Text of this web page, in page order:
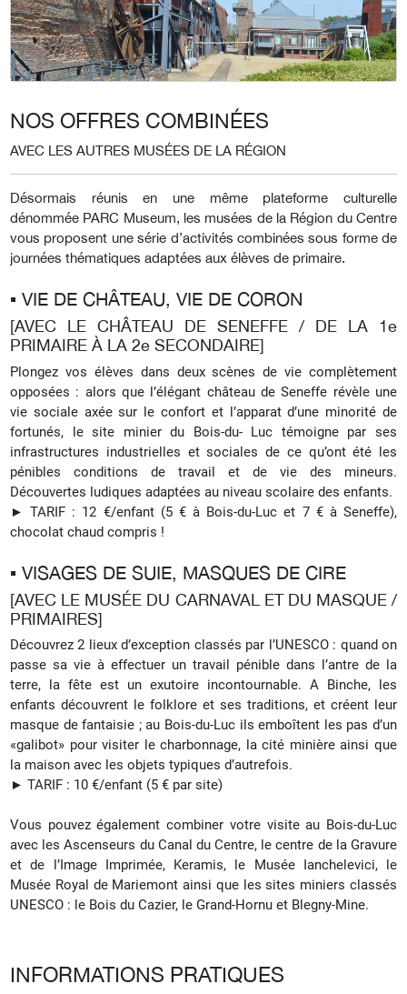
NOS OFFRES COMBINÉES
AVEC LES AUTRES MUSÉES DE LA RÉGION
Désormais réunis en une même plateforme culturelle
dénommée PARC Museum, les musées de la Région du Centre
vous proposent une série d’activités combinées sous forme de
journées thématiques adaptées aux élèves de primaire.
▪︎ VIE DE CHÂTEAU, VIE DE CORON
[AVEC LE CHÂTEAU DE SENEFFE / DE LA 1e
PRIMAIRE À LA 2e SECONDAIRE]
Plongez vos élèves dans deux scènes de vie complètement
opposées : alors que l’élégant château de Seneffe révèle une
vie sociale axée sur le confort et l’apparat d’une minorité de
fortunés, le site minier du Bois-du- Luc témoigne par ses
infrastructures industrielles et sociales de ce qu’ont été les
pénibles conditions de travail et de vie des mineurs.
Découvertes ludiques adaptées au niveau scolaire des enfants.
► TARIF : 12 €/enfant (5 € à Bois-du-Luc et 7 € à Seneffe),
chocolat chaud compris !
▪︎ VISAGES DE SUIE, MASQUES DE CIRE
[AVEC LE MUSÉE DU CARNAVAL ET DU MASQUE /
PRIMAIRES]
Découvrez 2 lieux d’exception classés par l’UNESCO : quand on
passe sa vie à effectuer un travail pénible dans l’antre de la
terre, la fête est un exutoire incontournable. A Binche, les
enfants découvrent le folklore et ses traditions, et créent leur
masque de fantaisie ; au Bois-du-Luc ils emboîtent les pas d’un
«galibot» pour visiter le charbonnage, la cité minière ainsi que
la maison avec les objets typiques d’autrefois.
► TARIF : 10 €/enfant (5 € par site)
Vous pouvez également combiner votre visite au Bois-du-Luc
avec les Ascenseurs du Canal du Centre, le centre de la Gravure
et de l’Image Imprimée, Keramis, le Musée Ianchelevici, le
Musée Royal de Mariemont ainsi que les sites miniers classés
UNESCO : le Bois du Cazier, le Grand-Hornu et Blegny-Mine.
INFORMATIONS PRATIQUES